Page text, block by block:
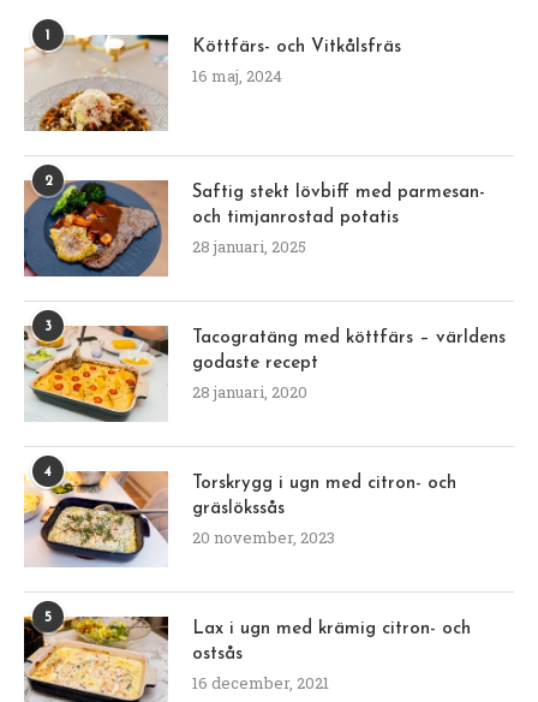
Köttfärs- och Vitkålsfräs
16 maj, 2024
2
Saftig stekt lövbiff med parmesan-
och timjanrostad potatis
28 januari, 2025
3
Tacogratäng med köttfärs – världens
godaste recept
28 januari, 2020
4
Torskrygg i ugn med citron- och
gräslökssås
20 november, 2023
5
Lax i ugn med krämig citron- och
ostsås
16 december, 2021